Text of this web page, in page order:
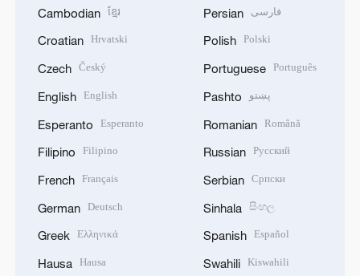
Cambodian ខ្មែរ
Croatian Hrvatski
Czech Český
English English
Esperanto Esperanto
Filipino Filipino
French Français
German Deutsch
Greek Ελληνικά
Hausa Hausa
Persian فارسی
Polish Polski
Portuguese Português
Pashto پښتو
Romanian Română
Russian Русский
Serbian Српски
Sinhala සිංහල
Spanish Español
Swahili Kiswahili